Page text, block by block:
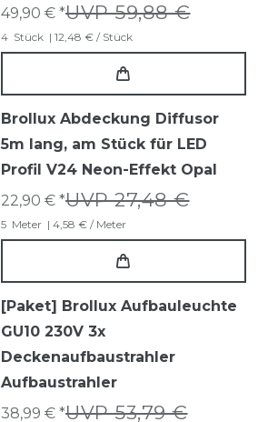
UVP 59,88 €
49,90 € *
4 Stück | 12,48 € / Stück
Brollux Abdeckung Diffusor
5m lang, am Stück für LED
Profil V24 Neon-Effekt Opal
UVP 27,48 €
22,90 € *
5 Meter | 4,58 € / Meter
[Paket] Brollux Aufbauleuchte
GU10 230V 3x
Deckenaufbaustrahler
Aufbaustrahler
UVP 53,79 €
38,99 € *